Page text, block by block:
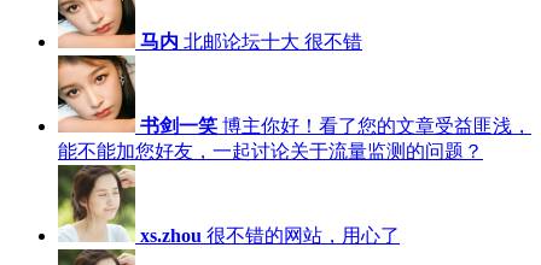
马内 北邮论坛十大 很不错
书剑一笑 博主你好！看了您的文章受益匪浅，
能不能加您好友，一起讨论关于流量监测的问题？
xs.zhou 很不错的网站，用心了